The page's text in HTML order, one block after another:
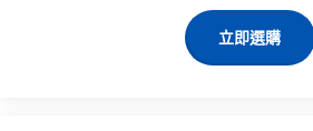
立即選購